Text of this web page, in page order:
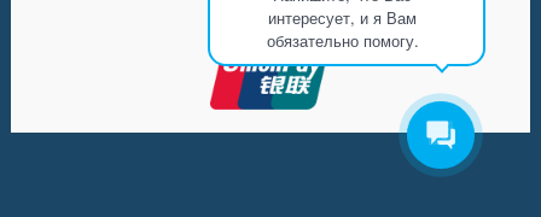
интересует, и я Вам
обязательно помогу.